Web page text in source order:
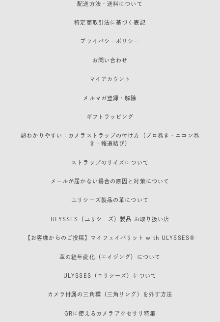
配送方法・送料について
特定商取引法に基づく表記
プライバシーポリシー
お問い合わせ
マイアカウント
メルマガ登録・解除
ギフトラッピング
超わかりやすい：カメラストラップの付け方（プロ巻き・ニコン巻
き・報道結び）
ストラップのサイズについて
メールが届かない場合の原因と対策について
ユリシーズ製品の革について
ULYSSES（ユリシーズ）製品 お取り扱い店
【お客様からのご投稿】マイフェイバリット with ULYSSES®
革の経年変化（エイジング）について
ULYSSES（ユリシーズ）について
カメラ付属の三角環（三角リング）を外す方法
GRに使えるカメラアクセサリ特集